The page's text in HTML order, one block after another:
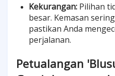
Kekurangan: Pilihan
besar. Kemasan
pastikan Anda
perjalanan.
Petualangan